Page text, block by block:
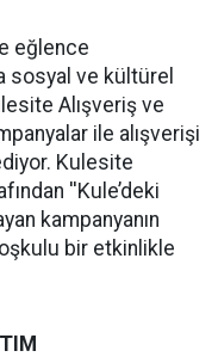
eğlence
sosyal ve kültürel
Alışveriş ve
ile alışverişi
Kulesite
''Kule’deki
kampanyanın
bir etkinlikle